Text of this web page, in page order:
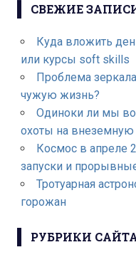
СВЕЖИЕ
Куда вложить
или курсы soft skills
Проблема
чужую жизнь?
Одиноки ли мы
охоты на
Космос в апреле
запуски и
Тротуарная
горожан
РУБРИКИ